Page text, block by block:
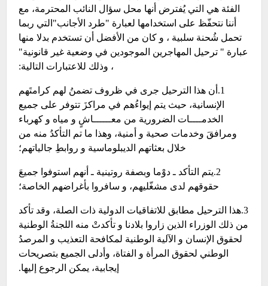
الفئة هي التي يُفترض أنها محل سؤال النائب المحترمة، مع
أننا نتحفّظ على استخدامها لعبارة "طرد الأجانب"التي ربما
تحمل شُحنة سلبية ، و كان من الأفضل أن تستخدم بدلا منها
عبارة " ترحيل المهاجرين الموجودين في وضعية غير قانونية"
، وذلك للاعتبارات التالية:
1.أن هذا الترحيل جرى في ظروف تضمنُ لهم كرامتَهم
الإنسانية، حيث يتم إيواءُهم في مراكزَ تتوفر على جميع
الخدمــــات الضرورية من معــــــاشٍ و مياه و كهرباء
ومرافقَ وخدمات صحية و أمنية، وهذا ما تم التأكدُ منه من
خلال بعثاتهم الديبلوماسية و روابطِ جالياتهم؛
2.يتم التأكد ـ دوْما وبصفة روتينية ـ أنهم استوفوا جميعَ
حقوقهم لدى مشغّليهم، و سافروا بأغراضهم الخاصة؛
3.هذا الترحيل مطابق للاتفاقيات الدولية ذات الصلة، وقد تأكد
من ذلك الوزراء الذين زاروا بلادنا و تأكدتْ منه اللجنةُ الوطنية
لحقوق الإنسان و الآلية الوطنية لمكافحة التعذيب و المرصدُ
الوطني لحقوق المرأة و الفتاة، وأدلى الجميع بتصريحات
إيجابية، يمكن الرجوع إليها.